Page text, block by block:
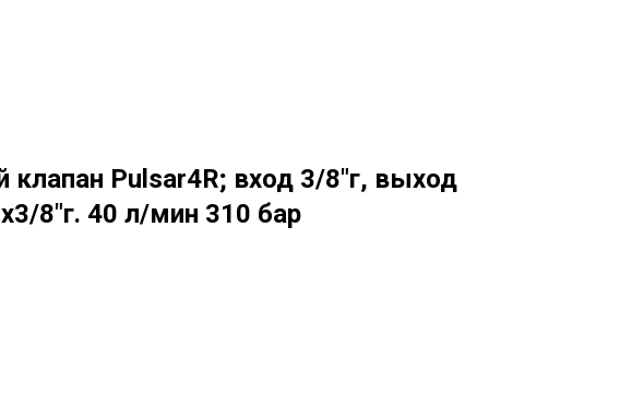
клапан Pulsar4R; вход 3/8"г, выход
8"г. 40 л/мин 310 бар